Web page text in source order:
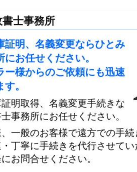
士事務所
証明、名義変更ならひとみ
お任せください。
ー様からのご依頼にも迅速
。
明取得、名義変更手続きな
事務所にお任せください。
一般のお客様で遠方での手
丁寧に手続きを代行させて
お問合せください。